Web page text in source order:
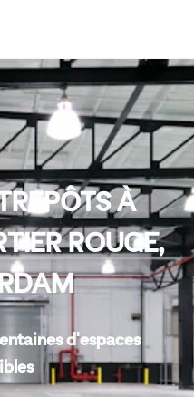
À
ROUGE,
d'espaces